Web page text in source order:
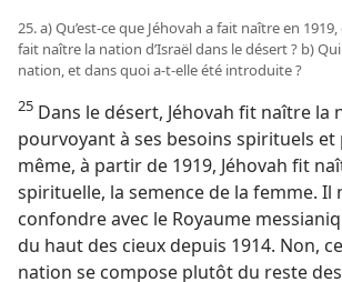
25. a) Qu’est-​ce que Jéhovah a fait naître en
fait naître la nation d’Israël dans le désert ? b)
nation, et dans quoi a-​t-​elle été introduite ?
25 Dans le désert, Jéhovah fit naître la
pourvoyant à ses besoins spirituels et
même, à partir de 1919, Jéhovah fit
spirituelle, la semence de la femme. Il
confondre avec le Royaume
du haut des cieux depuis 1914. Non,
nation se compose plutôt du reste